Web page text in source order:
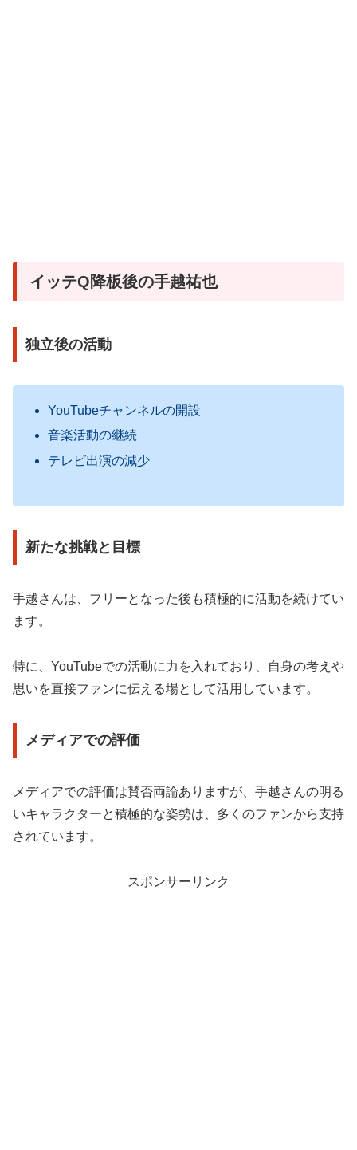
イッテQ降板後の手越祐也
独立後の活動
YouTubeチャンネルの開設
音楽活動の継続
テレビ出演の減少
新たな挑戦と目標
手越さんは、フリーとなった後も積極的に活動を続けてい
ます。
特に、YouTubeでの活動に力を入れており、自身の考えや
思いを直接ファンに伝える場として活用しています。
メディアでの評価
メディアでの評価は賛否両論ありますが、手越さんの明る
いキャラクターと積極的な姿勢は、多くのファンから支持
されています。
スポンサーリンク